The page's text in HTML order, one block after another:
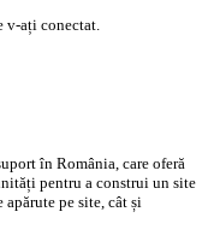
v-ați conectat.
în România, care oferă
pentru a construi un site
apărute pe site, cât și